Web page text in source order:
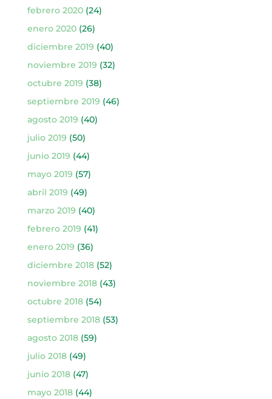
febrero 2020(24)
enero 2020(26)
diciembre 2019 (40)
noviembre 2019 (32)
octubre 2019 (38)
septiembre 2019 (46)
agosto 2019 (40)
julio 2019 (50)
junio 2019 (44)
mayo 2019 (57)
abril 2019 (49)
marzo 2019 (40)
febrero 2019 (41)
enero 2019 (36)
diciembre 2018(52)
noviembre 2018(43)
octubre 2018(54)
septiembre 2018(53)
agosto 2018(59)
julio 2018(49)
junio 2018(47)
mayo 2018(44)